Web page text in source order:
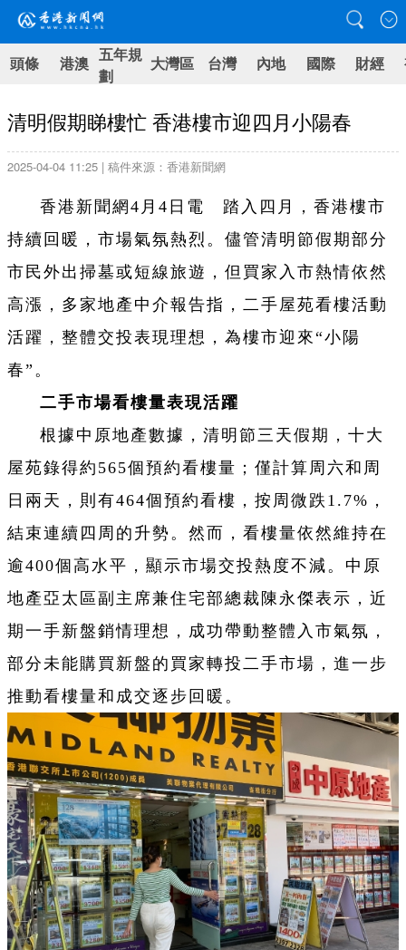
頭條 港澳 五年規
劃
大灣區 台灣 內地 國際 財經
清明假期睇樓忙 香港樓市迎四月小陽春
2025-04-04 11:25 | 稿件來源：香港新聞網
香港新聞網4月4日電 踏入四月，香港樓市
持續回暖，市場氣氛熱烈。儘管清明節假期部分
市民外出掃墓或短線旅遊，但買家入市熱情依然
高漲，多家地產中介報告指，二手屋苑看樓活動
活躍，整體交投表現理想，為樓市迎來“小陽
春”。
二手市場看樓量表現活躍
根據中原地產數據，清明節三天假期，十大
屋苑錄得約565個預約看樓量；僅計算周六和周
日兩天，則有464個預約看樓，按周微跌1.7%，
結束連續四周的升勢。然而，看樓量依然維持在
逾400個高水平，顯示市場交投熱度不減。中原
地產亞太區副主席兼住宅部總裁陳永傑表示，近
期一手新盤銷情理想，成功帶動整體入市氣氛，
部分未能購買新盤的買家轉投二手市場，進一步
推動看樓量和成交逐步回暖。